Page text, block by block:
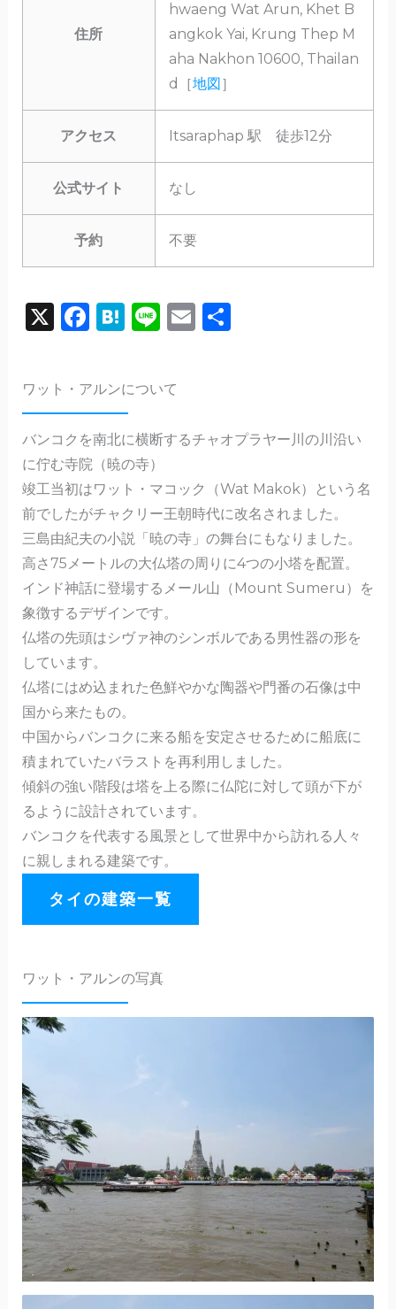
住所
hwaeng Wat Arun, Khet B
angkok Yai, Krung Thep M
aha Nakhon 10600, Thailan
d［地図］
アクセス Itsaraphap 駅 徒歩12分
公式サイト なし
予約 不要
F
e
b
o
o
k
E
Li
H
n
a
X
共
ワット・アルンについて
バンコクを南北に横断するチャオプラヤー川の川沿い
に佇む寺院（暁の寺）
竣工当初はワット・マコック（Wat Makok）という名
前でしたがチャクリー王朝時代に改名されました。
三島由紀夫の小説「暁の寺」の舞台にもなりました。
高さ75メートルの大仏塔の周りに4つの小塔を配置。
インド神話に登場するメール山（Mount Sumeru）を
象徴するデザインです。
仏塔の先頭はシヴァ神のシンボルである男性器の形を
しています。
仏塔にはめ込まれた色鮮やかな陶器や門番の石像は中
国から来たもの。
中国からバンコクに来る船を安定させるために船底に
積まれていたバラストを再利用しました。
傾斜の強い階段は塔を上る際に仏陀に対して頭が下が
るように設計されています。
バンコクを代表する風景として世界中から訪れる人々
に親しまれる建築です。
タイの建築一覧
ワット・アルンの写真